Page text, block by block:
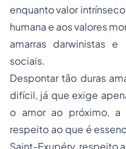
enquanto valor
humana e aos valores
amarras darwinistas
sociais.
Despontar tão duras
difícil, já que exige
o amor ao próximo,
respeito ao que é